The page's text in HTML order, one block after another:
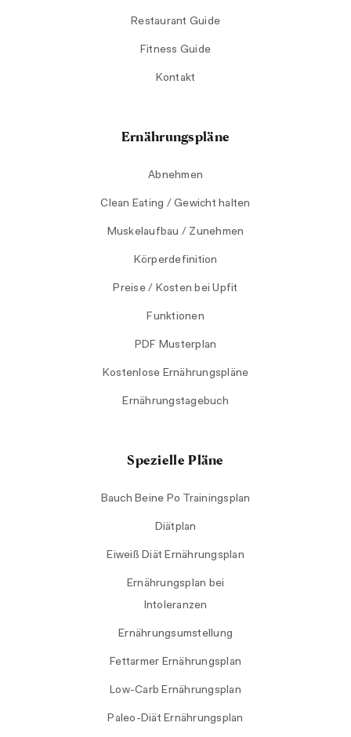
Restaurant Guide
Fitness Guide
Kontakt
Ernährungspläne
Abnehmen
Clean Eating / Gewicht halten
Muskelaufbau / Zunehmen
Körperdefinition
Preise / Kosten bei Upfit
Funktionen
PDF Musterplan
Kostenlose Ernährungspläne
Ernährungstagebuch
Spezielle Pläne
Bauch Beine Po Trainingsplan
Diätplan
Eiweiß Diät Ernährungsplan
Ernährungsplan bei
Intoleranzen
Ernährungsumstellung
Fettarmer Ernährungsplan
Low-Carb Ernährungsplan
Paleo-Diät Ernährungsplan